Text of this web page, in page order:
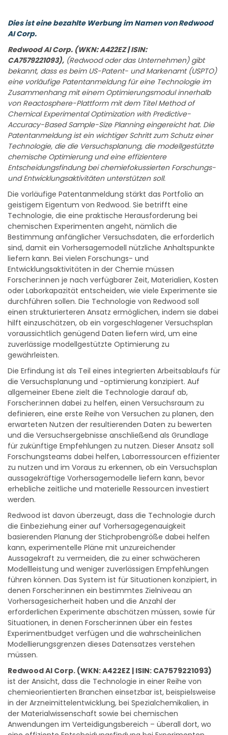
Dies ist eine bezahlte Werbung im Namen von Redwood
Redwood AI Corp. (WKN: A422EZ | ISIN:
CA7579221093),(Redwood oder das Unternehmen) gibt
bekannt, dass es beim US-Patent- und Markenamt (USPTO)
eine vorläufige Patentanmeldung für eine Technologie im
Zusammenhang mit einem Optimierungsmodul innerhalb
von Reactosphere-Plattform mit dem Titel Method of
Chemical Experimental Optimization with Predictive-
Accuracy-Based Sample-Size Planning eingereicht hat. Die
Patentanmeldung ist ein wichtiger Schritt zum Schutz einer
Technologie, die die Versuchsplanung, die modellgestützte
chemische Optimierung und eine effizientere
Entscheidungsfindung bei chemiefokussierten Forschungs-
Die vorläufige Patentanmeldung stärkt das Portfolio an
geistigem Eigentum von Redwood. Sie betrifft eine
Technologie, die eine praktische Herausforderung bei
chemischen Experimenten angeht, nämlich die
Bestimmung anfänglicher Versuchsdaten, die erforderlich
sind, damit ein Vorhersagemodell nützliche Anhaltspunkte
liefern kann. Bei vielen Forschungs- und
Entwicklungsaktivitäten in der Chemie müssen
Forscher:innen je nach verfügbarer Zeit, Materialien, Kosten
oder Laborkapazität entscheiden, wie viele Experimente sie
durchführen sollen. Die Technologie von Redwood soll
einen strukturierteren Ansatz ermöglichen, indem sie dabei
hilft einzuschätzen, ob ein vorgeschlagener Versuchsplan
voraussichtlich genügend Daten liefern wird, um eine
zuverlässige modellgestützte Optimierung zu
Die Erfindung ist als Teil eines integrierten Arbeitsablaufs für
die Versuchsplanung und -optimierung konzipiert. Auf
allgemeiner Ebene zielt die Technologie darauf ab,
Forscher:innen dabei zu helfen, einen Versuchsraum zu
definieren, eine erste Reihe von Versuchen zu planen, den
erwarteten Nutzen der resultierenden Daten zu bewerten
und die Versuchsergebnisse anschließend als Grundlage
für zukünftige Empfehlungen zu nutzen. Dieser Ansatz soll
Forschungsteams dabei helfen, Laborressourcen effizienter
zu nutzen und im Voraus zu erkennen, ob ein Versuchsplan
aussagekräftige Vorhersagemodelle liefern kann, bevor
erhebliche zeitliche und materielle Ressourcen investiert
Redwood ist davon überzeugt, dass die Technologie durch
die Einbeziehung einer auf Vorhersagegenauigkeit
basierenden Planung der Stichprobengröße dabei helfen
kann, experimentelle Pläne mit unzureichender
Aussagekraft zu vermeiden, die zu einer schwächeren
Modellleistung und weniger zuverlässigen Empfehlungen
führen können. Das System ist für Situationen konzipiert, in
denen Forscher:innen ein bestimmtes Zielniveau an
Vorhersagesicherheit haben und die Anzahl der
erforderlichen Experimente abschätzen müssen, sowie für
Situationen, in denen Forscher:innen über ein festes
Experimentbudget verfügen und die wahrscheinlichen
Modellierungsgrenzen dieses Datensatzes verstehen
Redwood AI Corp. (WKN: A422EZ | ISIN: CA7579221093)
ist der Ansicht, dass die Technologie in einer Reihe von
chemieorientierten Branchen einsetzbar ist, beispielsweise
in der Arzneimittelentwicklung, bei Spezialchemikalien, in
der Materialwissenschaft sowie bei chemischen